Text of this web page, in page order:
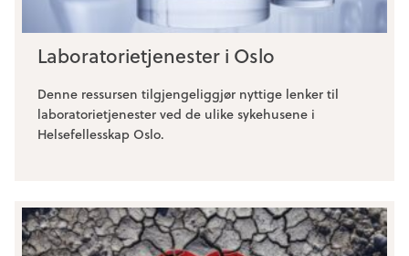
Laboratorietjenester i Oslo
Denne ressursen tilgjengeliggjør nyttige lenker til
laboratorietjenester ved de ulike sykehusene i
Helsefellesskap Oslo.